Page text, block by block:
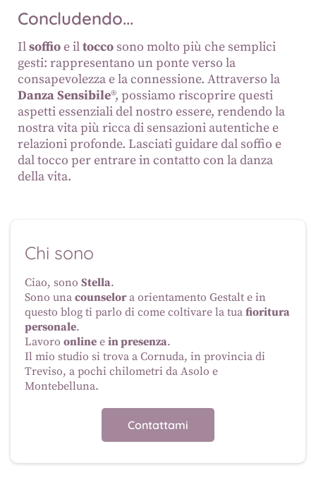
Concludendo...
Ilsoffio e iltocco sono molto più che semplici
gesti: rappresentano un ponte verso la
consapevolezza e la connessione. Attraverso la
Danza Sensibile®, possiamo riscoprire questi
aspetti essenziali del nostro essere, rendendo la
nostra vita più ricca di sensazioni autentiche e
relazioni profonde. Lasciati guidare dal soffio e
dal tocco per entrare in contatto con la danza
della vita.
Chi sono
Ciao, sono Stella.
Sono una counselora orientamento Gestalt e in
questo blog ti parlo di come coltivare la tua fioritura
personale.
Lavoro online e in presenza.
Il mio studio si trova a Cornuda, in provincia di
Treviso, a pochi chilometri da Asolo e
Montebelluna.
Contattami